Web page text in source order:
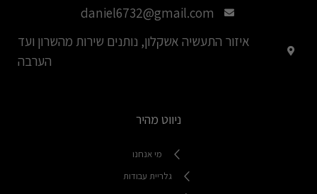
daniel6732@gmail.com
איזור התעשיה אשקלון, נותנים שירות מהשרון ועד
הערבה
ניווט מהיר
מי אנחנו
גלריית עבודות